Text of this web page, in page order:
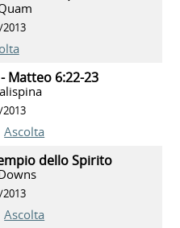
Matteo 6:22-23
Ascolta
dello Spirito
Ascolta